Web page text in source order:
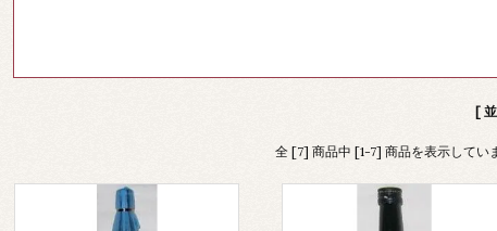
[
全 [7] 商品中 [1-7] 商品を表示してい